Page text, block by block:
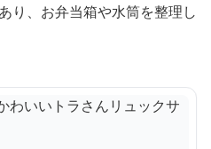
り、お弁当箱や水筒を整理し